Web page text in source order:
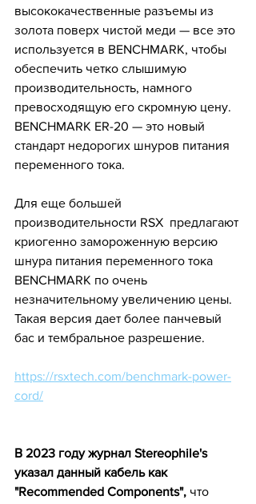
высококачественные разъемы из
золота поверх чистой меди — все это
используется в BENCHMARK, чтобы
обеспечить четко слышимую
производительность, намного
превосходящую его скромную цену.
BENCHMARK ER-20 — это новый
стандарт недорогих шнуров питания
переменного тока.
Для еще большей
производительности RSX  предлагают
криогенно замороженную версию
шнура питания переменного тока
BENCHMARK по очень
незначительному увеличению цены.
Такая версия дает более панчевый
бас и тембральное разрешение.
https://rsxtech.com/benchmark-power-
cord/
В 2023 году журнал Stereophile's
указал данный кабель как
"Recommended Components", что